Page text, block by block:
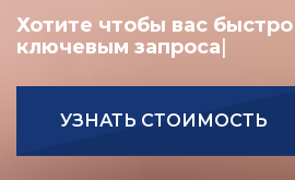
Хотите чт|
УЗНАТЬ СТОИМОСТЬ